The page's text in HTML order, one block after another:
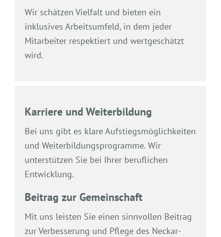
Wir schätzen Vielfalt und bieten ein
inklusives Arbeitsumfeld, in dem jeder
Mitarbeiter respektiert und wertgeschätzt
wird.
Karriere und Weiterbildung
Bei uns gibt es klare Aufstiegsmöglichkeiten
und Weiterbildungsprogramme. Wir
unterstützen Sie bei Ihrer beruflichen
Entwicklung.
Beitrag zur Gemeinschaft
Mit uns leisten Sie einen sinnvollen Beitrag
zur Verbesserung und Pflege des Neckar-